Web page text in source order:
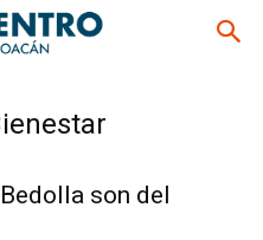
son del